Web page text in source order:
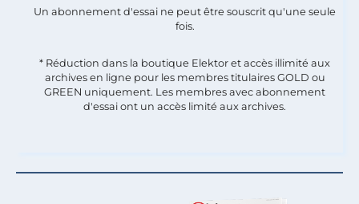
Un abonnement d'essai ne peut être souscrit qu'une seule
fois.​
* Réduction dans la boutique Elektor et accès illimité aux
archives en ligne pour les membres titulaires GOLD ou
GREEN uniquement. Les membres avec abonnement
d'essai ont un accès limité aux archives.